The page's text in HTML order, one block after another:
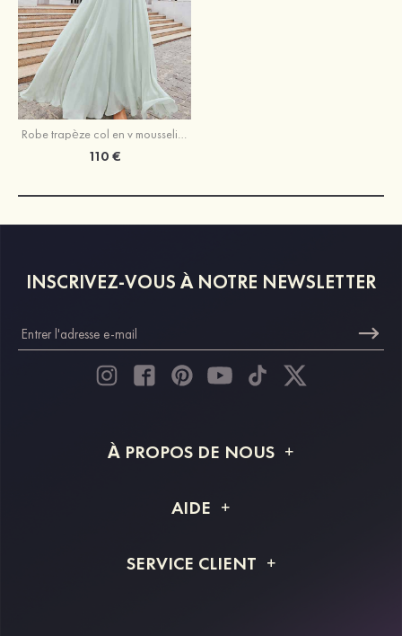
Robe trapèze col en v mousseline longueur ras du sol robe de demoiselle d'honneur avec sangle
110 €
INSCRIVEZ-VOUS À NOTRE NEWSLETTER
À PROPOS DE NOUS
Livraison
AIDE
Retour et remboursement
SERVICE CLIENT